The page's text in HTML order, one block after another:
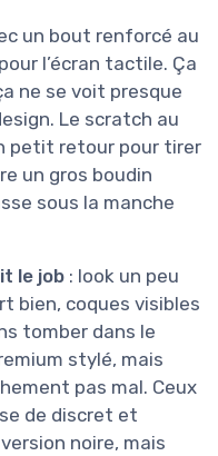
un bout renforcé au
l’écran tactile. Ça
ne se voit presque
Le scratch au
petit retour pour tirer
un gros boudin
sous la manche
le job : look un peu
bien, coques visibles
tomber dans le
stylé, mais
pas mal. Ceux
de discret et
noire, mais